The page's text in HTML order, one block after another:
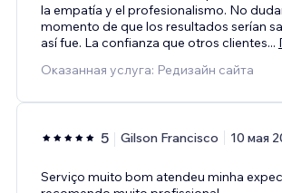
la empatía y el profesionalismo. No
momento de que los resultados serían
así fue. La confianza que otros clientes...
Оказанная услуга: Редизайн сайта
5 Gilson Francisco 10 мая
Serviço muito bom atendeu minha